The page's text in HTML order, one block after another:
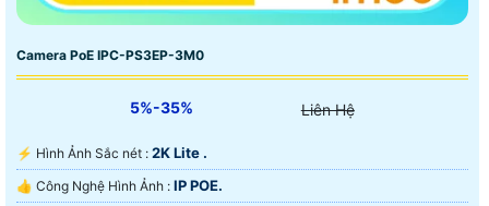
Camera PoE IPC-PS3EP-3M0
5%-35% Liên Hệ
️⚡ Hình Ảnh Sắc nét : 2K Lite .
👍 Công Nghệ Hình Ảnh : IP POE.